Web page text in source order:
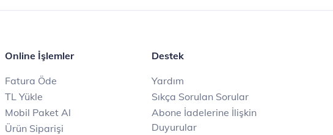
Online İşlemler
Fatura Öde
TL Yükle
Mobil Paket Al
Ürün Siparişi
Destek
Yardım
Sıkça Sorulan Sorular
Abone İadelerine İlişkin
Duyurular